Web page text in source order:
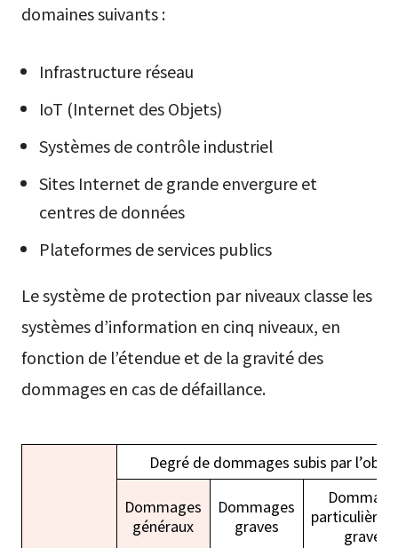
domaines suivants :
Infrastructure réseau
IoT (Internet des Objets)
Systèmes de contrôle industriel
Sites Internet de grande envergure et
centres de données
Plateformes de services publics
Le système de protection par niveaux classe les
systèmes d’information en cinq niveaux, en
fonction de l’étendue et de la gravité des
dommages en cas de défaillance.
Degré de dommages subis par l’objet
Dommages
généraux
Dommages
graves
graves